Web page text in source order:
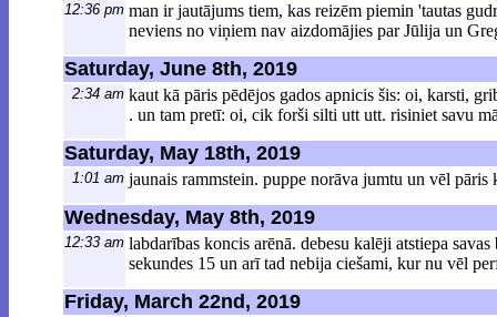
12:36 pm man ir jautājums tiem, kas reizēm piemin 'tautas
neviens no viņiem nav aizdomājies par Jūlija un
Saturday, June 8th, 2019
2:34 am kaut kā pāris pēdējos gados apnicis šis: oi, karsti,
. un tam pretī: oi, cik forši silti utt utt. risiniet savu
Saturday, May 18th, 2019
1:01 am jaunais rammstein. puppe norāva jumtu un vēl pāris
Wednesday, May 8th, 2019
12:33 am labdarības koncis arēnā. debesu kalēji atstiepa
sekundes 15 un arī tad nebija ciešami, kur nu vēl
Friday, March 22nd, 2019